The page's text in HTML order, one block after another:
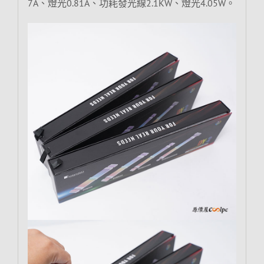
7A、燈光0.81A、功耗發光線2.1KW、燈光4.05W。